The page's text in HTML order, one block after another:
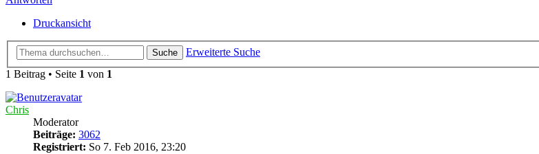
Druckansicht
Suche
Erweiterte Suche
1 Beitrag • Seite 1 von 1
Chris
Moderator
Beiträge: 3062
Registriert: So 7. Feb 2016, 23:20